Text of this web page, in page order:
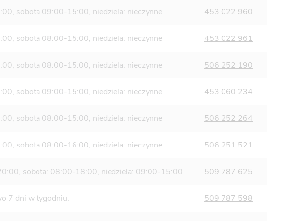
sobota 09:00-15:00, niedziela: nieczynne 453 022 960
sobota 08:00-15:00, niedziela: nieczynne 453 022 961
sobota 08:00-15:00, niedziela: nieczynne 506 252 190
sobota 09:00-15:00, niedziela: nieczynne 453 060 234
sobota 08:00-15:00, niedziela: nieczynne 506 252 264
sobota 08:00-16:00, niedziela: nieczynne 506 251 521
sobota: 08:00-18:00, niedziela: 09:00-15:00 509 787 625
7 dni w tygodniu. 509 787 598